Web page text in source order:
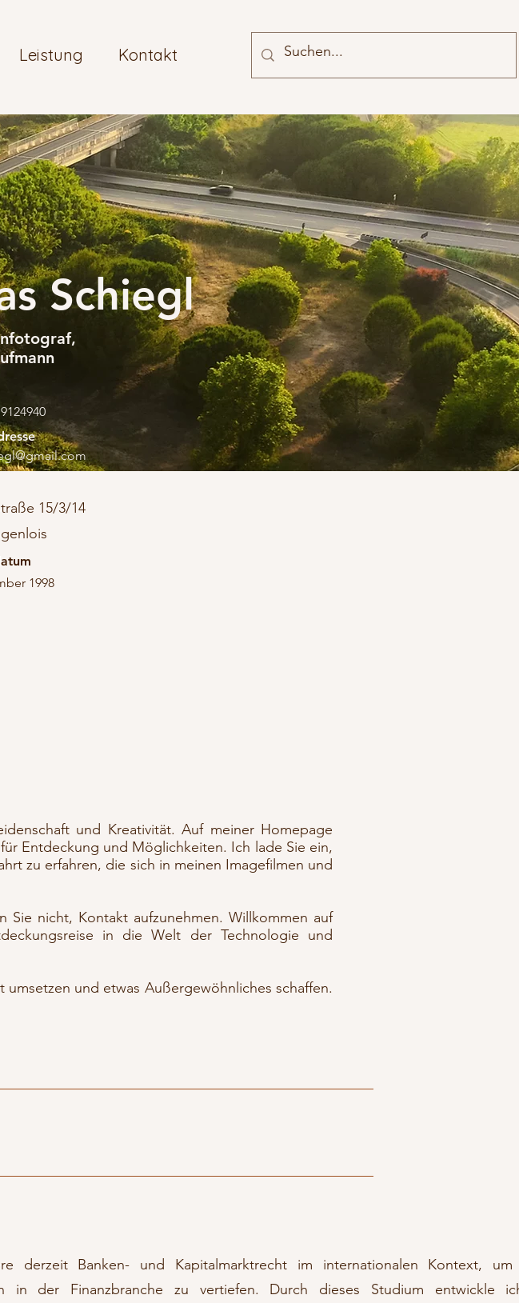
Leistung Kontakt
Schiegl
15/3/14
1998
und Kreativität. Auf meiner Homepage
Entdeckung und Möglichkeiten. Ich lade Sie ein,
zu erfahren, die sich in meinen Imagefilmen und
Sie nicht, Kontakt aufzunehmen. Willkommen auf
in die Welt der Technologie und
umsetzen und etwas Außergewöhnliches schaffen.
derzeit Banken- und Kapitalmarktrecht im internationalen Kontext, um
in der Finanzbranche zu vertiefen. Durch dieses Studium entwickle